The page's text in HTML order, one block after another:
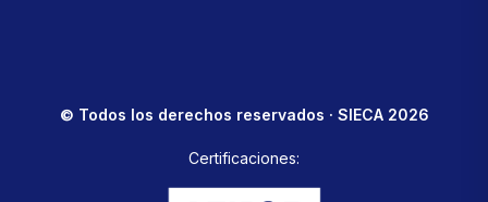
© Todos los derechos reservados · SIECA 2026
Certificaciones: